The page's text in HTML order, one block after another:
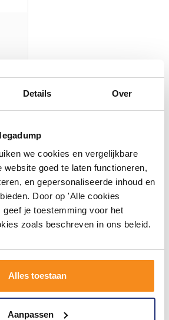
Details Over
we cookies en vergelijkbare
website goed te laten functioneren,
en gepersonaliseerde inhoud en
Door op 'Alle cookies
je toestemming voor het
zoals beschreven in ons beleid.
Alles toestaan
Aanpassen
kracht van delen. Deel jouw
Samen bouwen we een